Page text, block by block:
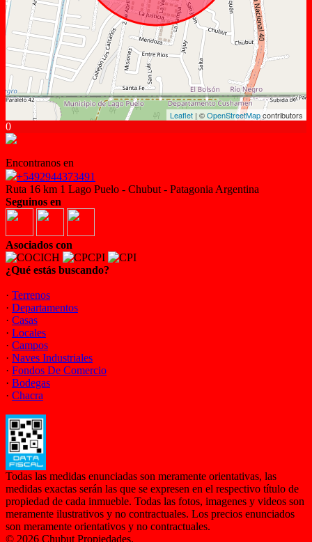
Leaflet | ©OpenStreetMapcontributors
0
Encontranos en
+5492944373491
Ruta 16 km 1 Lago Puelo - Chubut - Patagonia Argentina
Seguinos en
Asociados con
¿Qué estás buscando?
· Terrenos
· Departamentos
· Casas
· Locales
· Campos
· Naves Industriales
· Fondos De Comercio
· Bodegas
· Chacra
Todas las medidas enunciadas son meramente orientativas, las
medidas exactas serán las que se expresen en el respectivo título de
propiedad de cada inmueble. Todas las fotos, imagenes y videos son
meramente ilustrativos y no contractuales. Los precios enunciados
son meramente orientativos y no contractuales.
© 2026 Chubut Propiedades.